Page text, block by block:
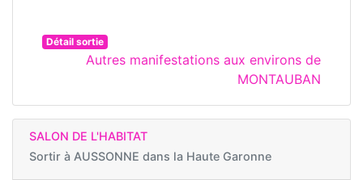
Détail sortie
Autres manifestations aux environs de
MONTAUBAN
SALON DE L'HABITAT
Sortir à AUSSONNE dans la Haute Garonne